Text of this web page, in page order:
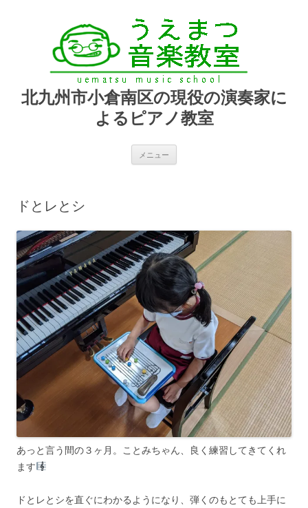
北九州市小倉南区の現役の演奏家に
よるピアノ教室
メニュー
プ
ドとレとシ
あっと言う間の３ヶ月。ことみちゃん、良く練習してきてくれ
ます
ドとレとシを直ぐにわかるようになり、弾くのもとても上手に